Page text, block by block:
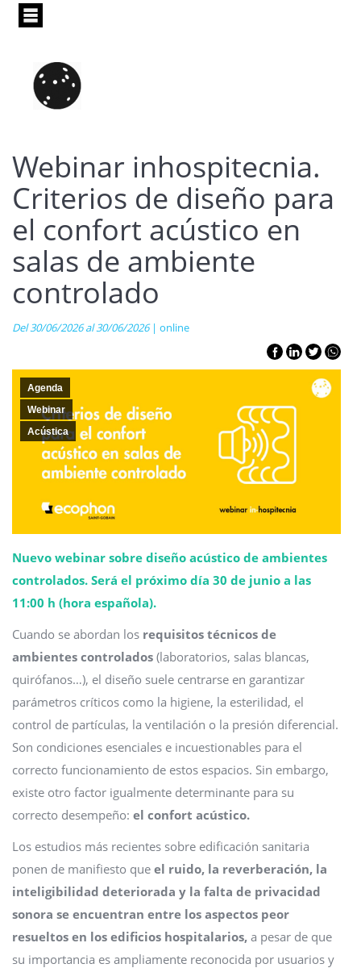
Pasar
principal
Webinar inhospitecnia.
Criterios de diseño para
el confort acústico en
salas de ambiente
controlado
Del 30/06/2026 al 30/06/2026| online
Agenda
Webinar
Acústica
Nuevo webinar sobre diseño acústico de ambientes
controlados. Será el próximo día 30 de junio a las
11:00 h (hora española).
Cuando se abordan los requisitos técnicos de
ambientes controlados (laboratorios, salas blancas,
quirófanos…), el diseño suele centrarse en garantizar
parámetros críticos como la higiene, la esterilidad, el
control de partículas, la ventilación o la presión diferencial.
Son condiciones esenciales e incuestionables para el
correcto funcionamiento de estos espacios. Sin embargo,
existe otro factor igualmente determinante para su
correcto desempeño: el confort acústico.
Los estudios más recientes sobre edificación sanitaria
ponen de manifiesto que el ruido, la reverberación, la
inteligibilidad deteriorada y la falta de privacidad
sonora se encuentran entre los aspectos peor
resueltos en los edificios hospitalarios, a pesar de que
su importancia es ampliamente reconocida por usuarios y